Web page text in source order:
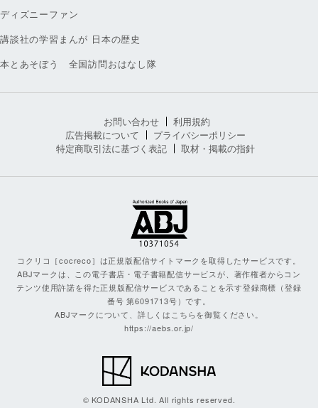
ディズニーファン
講談社の学習まんが 日本の歴史
本とあそぼう 全国訪問おはなし隊
お問い合わせ
利用規約
広告掲載について
プライバシーポリシー
特定商取引法に基づく表記
取材・掲載の指針
コクリコ［cocreco］は正規版配信サイトマークを取得したサービスです。
ABJマークは、この電子書店・電子書籍配信サービスが、著作権者からコン
テンツ使用許諾を得た正規版配信サービスであることを示す登録商標（登録
番号 第6091713号）です。
ABJマークについて、詳しくはこちらを御覧ください。
https://aebs.or.jp/
© KODANSHA Ltd. All rights reserved.